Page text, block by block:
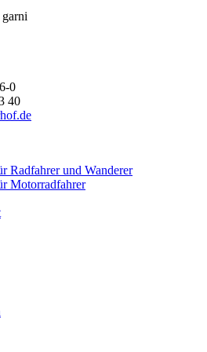
garni
0
40
Radfahrer und Wanderer
Motorradfahrer